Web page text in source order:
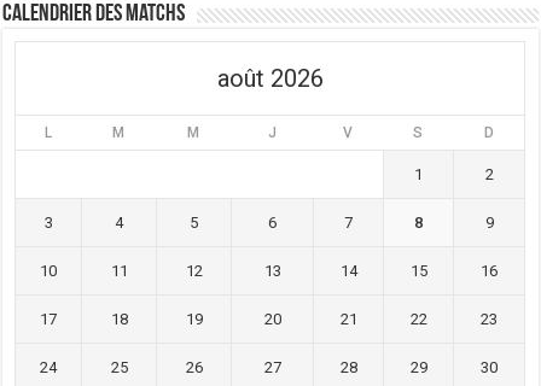
Calendrier des matchs
août 2026
L M M J V S D
1 2
3 4 5 6 7 8 9
10 11 12 13 14 15 16
17 18 19 20 21 22 23
24 25 26 27 28 29 30